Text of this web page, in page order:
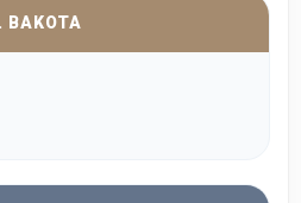
BAKOTA